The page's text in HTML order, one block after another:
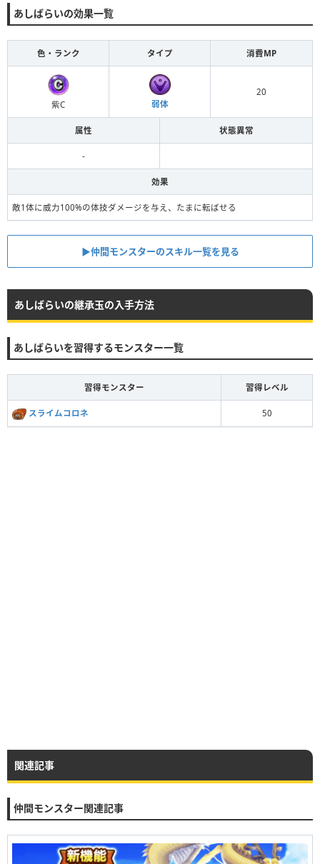
あしばらいの効果一覧
色・ランク タイプ 消費MP
紫C 弱体
20
属性 状態異常
-
効果
敵1体に威力100%の体技ダメージを与え、たまに転ばせる
▶︎仲間モンスターのスキル一覧を見る
あしばらいの継承玉の入手方法
あしばらいを習得するモンスター一覧
習得モンスター 習得レベル
スライムコロネ 50
関連記事
仲間モンスター関連記事